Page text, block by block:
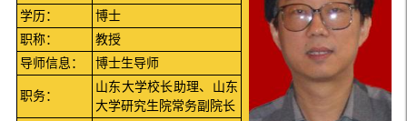
学历：
博士
职称：
教授
导师信息：
博士生导师
职务：
山东大学校长助理、山东
大学研究生院常务副院长